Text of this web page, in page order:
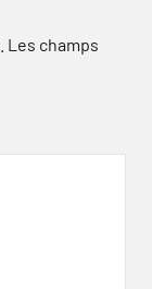
Les champs